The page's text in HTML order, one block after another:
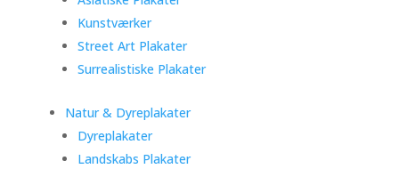
Kunstværker
Street Art Plakater
Surrealistiske Plakater
Natur & Dyreplakater
Dyreplakater
Landskabs Plakater